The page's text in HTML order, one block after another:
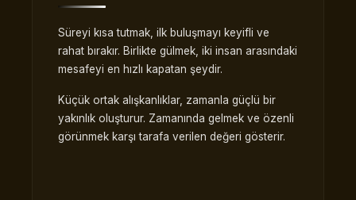
Süreyi kısa tutmak, ilk buluşmayı keyifli ve
rahat bırakır. Birlikte gülmek, iki insan arasındaki
mesafeyi en hızlı kapatan şeydir.
Küçük ortak alışkanlıklar, zamanla güçlü bir
yakınlık oluşturur. Zamanında gelmek ve özenli
görünmek karşı tarafa verilen değeri gösterir.